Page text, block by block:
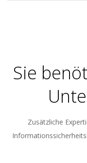
Sie
Zusätzliche